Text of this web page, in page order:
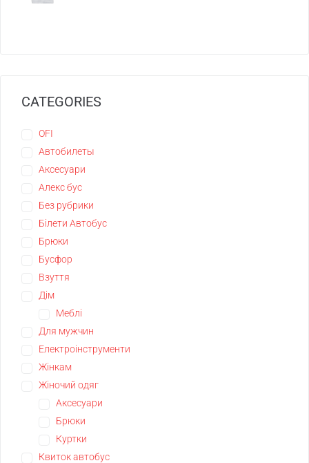
CATEGORIES
OFI
Автобилеты
Аксесуари
Алекс бус
Без рубрики
Білети Автобус
Брюки
Бусфор
Взуття
Дім
Меблі
Для мужчин
Електроінструменти
Жінкам
Жіночий одяг
Аксесуари
Брюки
Куртки
Квиток автобус